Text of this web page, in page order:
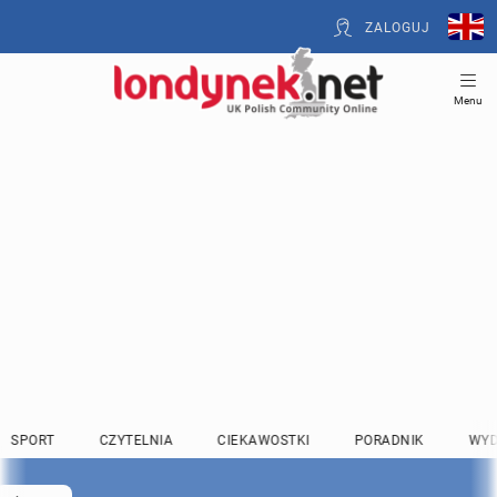
ZALOGUJ
Menu
SPORT CZYTELNIA CIEKAWOSTKI PORADNIK